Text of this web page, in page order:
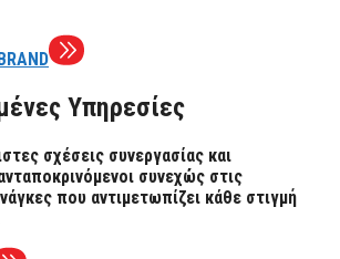
Υπηρεσίες
σχέσεις συνεργασίας και
συνεχώς στις
που αντιμετωπίζει κάθε στιγμή